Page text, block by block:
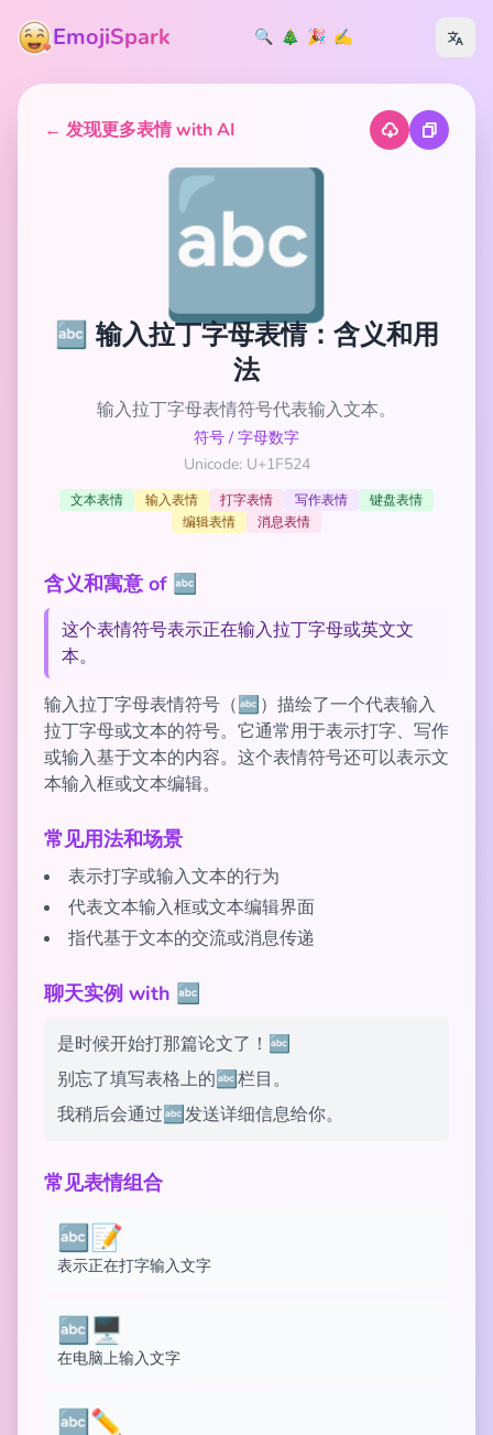
EmojiSpark 🔍 🎄 🎉 ✍️
← 发现更多表情 with AI
🔤
🔤 输入拉丁字母表情：含义和用
法
输入拉丁字母表情符号代表输入文本。
符号 / 字母数字
Unicode: U+1F524
文本表情 输入表情 打字表情 写作表情
键盘表情
编辑表情
消息表情
含义和寓意 of 🔤
这个表情符号表示正在输入拉丁字母或英文文
本。
输入拉丁字母表情符号（🔤）描绘了一个代表输入
拉丁字母或文本的符号。它通常用于表示打字、写作
或输入基于文本的内容。这个表情符号还可以表示文
本输入框或文本编辑。
常见用法和场景
表示打字或输入文本的行为
代表文本输入框或文本编辑界面
指代基于文本的交流或消息传递
聊天实例 with 🔤
是时候开始打那篇论文了！🔤
别忘了填写表格上的🔤栏目。
我稍后会通过🔤发送详细信息给你。
常见表情组合
🔤📝
表示正在打字输入文字
🔤🖥️
在电脑上输入文字
🔤✏️